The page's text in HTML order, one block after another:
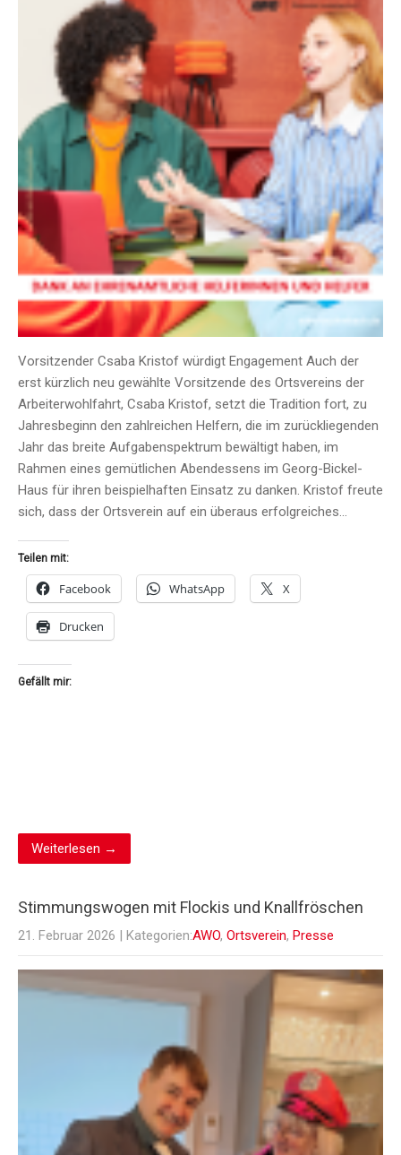
Vorsitzender Csaba Kristof würdigt Engagement Auch der
erst kürzlich neu gewählte Vorsitzende des Ortsvereins der
Arbeiterwohlfahrt, Csaba Kristof, setzt die Tradition fort, zu
Jahresbeginn den zahlreichen Helfern, die im zurückliegenden
Jahr das breite Aufgabenspektrum bewältigt haben, im
Rahmen eines gemütlichen Abendessens im Georg-Bickel-
Haus für ihren beispielhaften Einsatz zu danken. Kristof freute
sich, dass der Ortsverein auf ein überaus erfolgreiches…
Teilen mit:
Facebook WhatsApp X
Drucken
Gefällt mir:
Weiterlesen →
Stimmungswogen mit Flockis und Knallfröschen
21. Februar 2026 | Kategorien:AWO, Ortsverein, Presse